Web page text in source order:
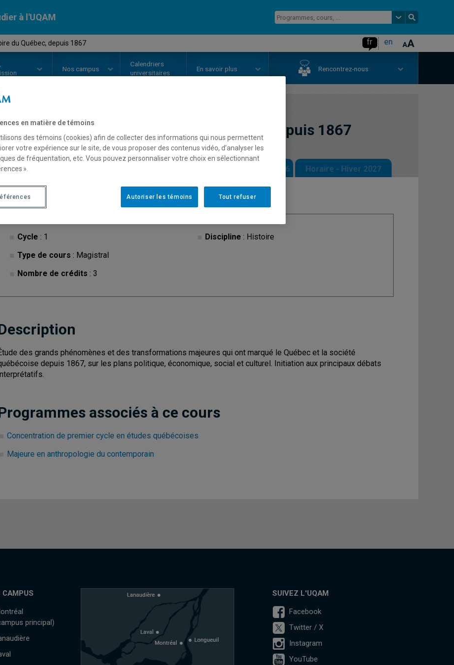
à l'UQAM
du Québec, depuis 1867 fr en
Nos campus
Calendriers
universitaires
En savoir plus Rencontrez-nous
COURS// HIS4521 - Histoire du Québec, depuis 1867
Description Horaire - Automne 2026 Horaire - Hiver 2027
Cycle : 1
Type de cours : Magistral
Nombre de crédits : 3
Discipline : Histoire
des grands phénomènes et des transformations majeures qui ont marqué le Québec et la société
depuis 1867, sur les plans politique, économique, social et culturel. Initiation aux principaux débats
associés à ce cours
Concentration de premier cycle en études québécoises
Majeure en anthropologie du contemporain
CAMPUS
principal)
SUIVEZ L'UQAM
Facebook
Twitter / X
Instagram
YouTube
en matière de témoins
des témoins (cookies) afin de collecter des informations qui nous permettent
votre expérience sur le site, de vous proposer des contenus vidéo, d’analyser les
de fréquentation, etc. Vous pouvez personnaliser votre choix en sélectionnant
».
Tout refuser
Autoriser les témoins